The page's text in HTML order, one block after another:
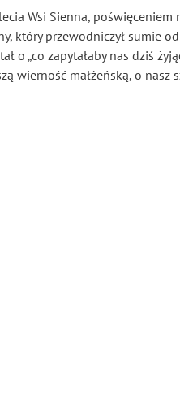
Wsi Sienna, poświęceniem
który przewodniczył sumie
o „co zapytałaby nas dziś
wierność małżeńską, o nasz